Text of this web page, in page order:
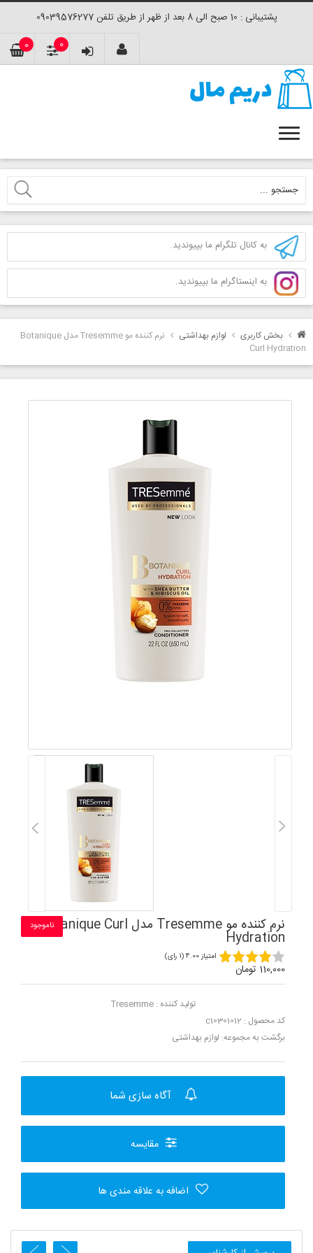
پشتیبانی : 10 صبح الی 8 بعد از ظهر از طریق تلفن 09039576277
0 0
به کانال تلگرام ما بپیوندید.
به اینستاگرام ما بپیوندید.
بخش کاربری لوازم بهداشتی
نرم کننده مو Tresemme مدل Botanique
Curl Hydration
نرم کننده مو Tresemme مدل Botanique Curl
Hydration
ناموجود
امتیاز 4.00 (1 رای)
110,000 تومان
تولید کننده : Tresemme
کد محصول : c10301012
برگشت به مجموعه: لوازم بهداشتی
آگاه سازی شما
مقایسه
اضافه به علاقه مندی ها